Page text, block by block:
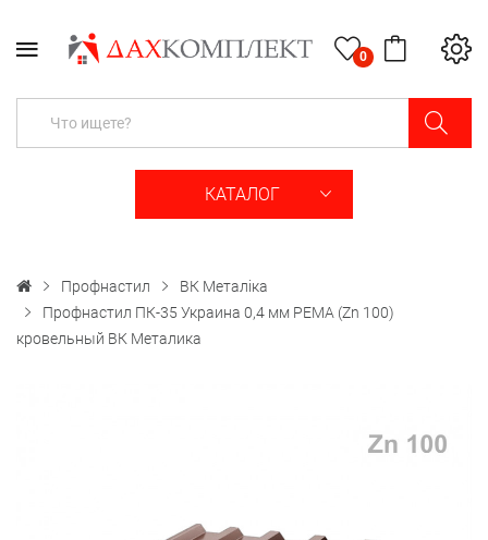
0
КАТАЛОГ
Профнастил
ВК Металіка
Профнастил ПК-35 Украина 0,4 мм PEMA (Zn 100)
кровельный ВК Металика